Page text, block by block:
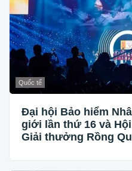
Quốc tế
Đại hội Bảo hiểm
giới lần thứ 16 và
Giải thưởng Rồng